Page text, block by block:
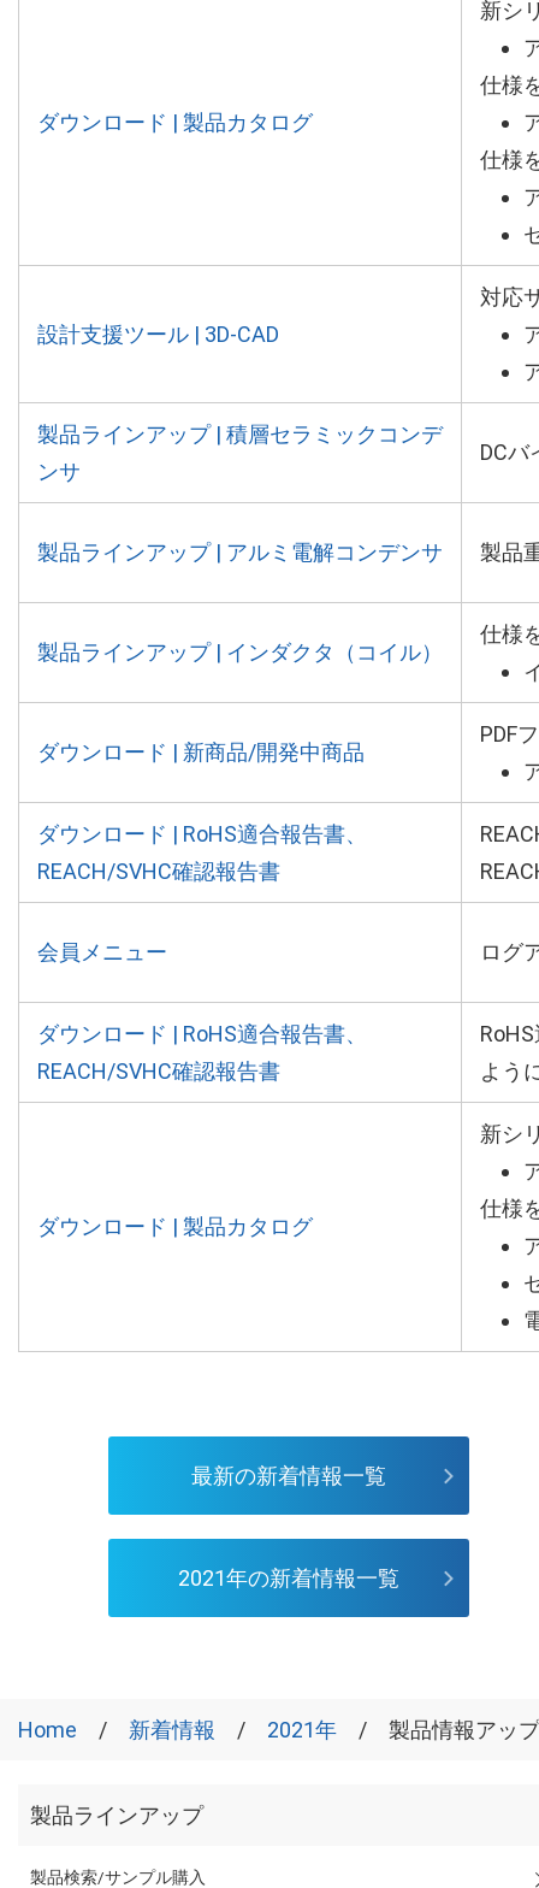
ダウンロード | 製品カタログ
新シ
仕様
仕様
設計支援ツール | 3D-CAD
対応
製品ラインアップ | 積層セラミックコンデ
ンサ
DC
製品ラインアップ | アルミ電解コンデンサ 製品
製品ラインアップ | インダクタ（コイル）
仕様
ダウンロード | 新商品/開発中商品
PDF
ダウンロード | RoHS適合報告書、
REACH/SVHC確認報告書
会員メニュー ログ
ダウンロード | RoHS適合報告書、
REACH/SVHC確認報告書
よう
ダウンロード | 製品カタログ
新シ
仕様
最新の新着情報一覧
2021年の新着情報一覧
Home 新着情報 2021年 製品情報アッ
製品ラインアップ
製品検索/サンプル購入